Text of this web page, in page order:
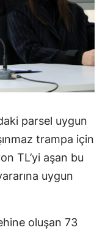
parsel uygun
trampa için
TL’yi aşan bu
uygun
oluşan 73